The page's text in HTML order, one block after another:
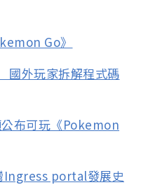
Go》
外玩家拆解程式碼
布可玩《Pokemon
portal發展史